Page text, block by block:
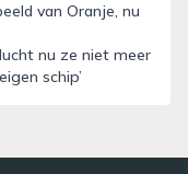
van Oranje, nu
nu ze niet meer
schip’